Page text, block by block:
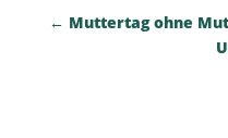
← Muttertag ohne